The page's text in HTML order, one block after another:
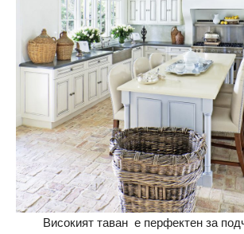
Високият таван е перфектен за